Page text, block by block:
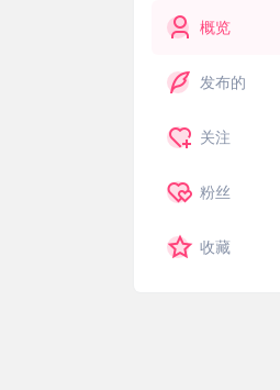
概览
发布的
关注
粉丝
收藏